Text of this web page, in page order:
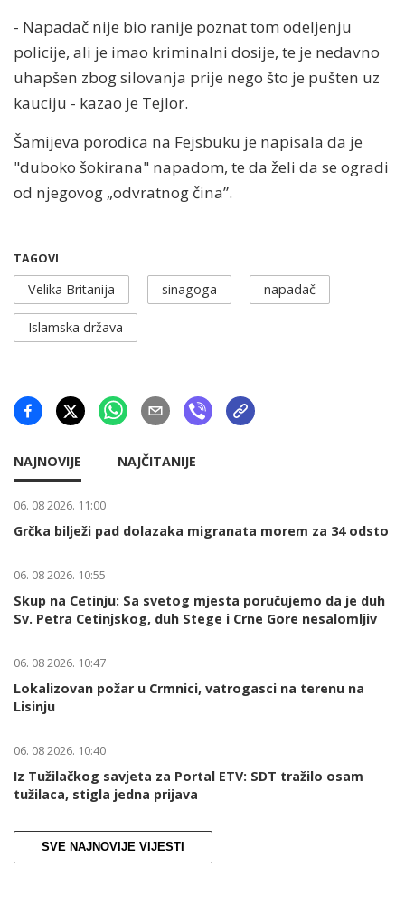
- Napadač nije bio ranije poznat tom odeljenju
policije, ali je imao kriminalni dosije, te je nedavno
uhapšen zbog silovanja prije nego što je pušten uz
kauciju - kazao je Tejlor.
Šamijeva porodica na Fejsbuku je napisala da je
"duboko šokirana" napadom, te da želi da se ogradi
od njegovog „odvratnog čina”.
TAGOVI
Velika Britanija sinagoga napadač
Islamska država
NAJNOVIJE NAJČITANIJE
06. 08 2026. 11:00
Grčka bilježi pad dolazaka migranata morem za 34 odsto
06. 08 2026. 10:55
Skup na Cetinju: Sa svetog mjesta poručujemo da je duh
Sv. Petra Cetinjskog, duh Stege i Crne Gore nesalomljiv
06. 08 2026. 10:47
Lokalizovan požar u Crmnici, vatrogasci na terenu na
Lisinju
06. 08 2026. 10:40
Iz Tužilačkog savjeta za Portal ETV: SDT tražilo osam
tužilaca, stigla jedna prijava
SVE NAJNOVIJE VIJESTI